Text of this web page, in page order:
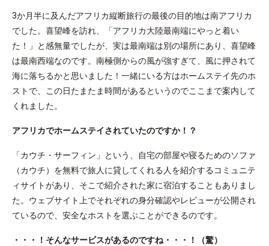
3か月半に及んだアフリカ縦断旅行の最後の目的地は南アフリカ
でした。喜望峰を訪れ、「アフリカ大陸最南端にやっと着い
た！」と感無量でしたが、実は最南端は別の場所にあり、喜望峰
は最南西端なのです。南極側からの風が強すぎて、風に押されて
海に落ちるかと思いました！一緒にいる方はホームステイ先のホ
ストで、この日たまたま時間があるというのでここまで案内して
くれました。
アフリカでホームステイされていたのですか！？
「カウチ・サーフィン」という、自宅の部屋や寝るためのソファ
（カウチ）を無料で旅人に貸してくれる人を紹介するコミュニテ
ィサイトがあり、そこで紹介された家に宿泊することもありまし
た。ウェブサイト上でそれぞれの身分確認やレビューが公開され
ているので、安全なホストを選ぶことができるのです。
・・・！そんなサービスがあるのですね・・・！（驚）